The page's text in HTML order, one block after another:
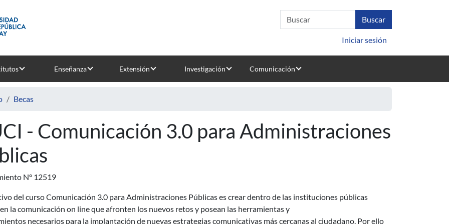
Iniciar sesión
Enseñanza Extensión Investigación Comunicación
Becas
- Comunicación 3.0 para Administraciones
N° 12519
del curso Comunicación 3.0 para Administraciones Públicas es crear dentro de las instituciones públicas
la comunicación on line que afronten los nuevos retos y posean las herramientas y
necesarios para la implantación de nuevas estrategias comunicativas más cercanas al ciudadano. Por ello